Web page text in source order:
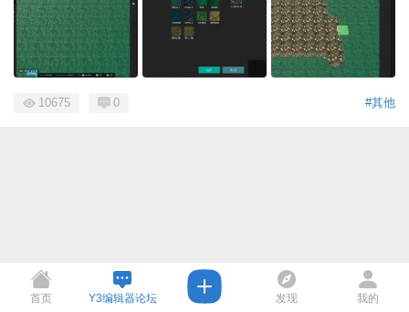
#其他
10675 0
首页 Y3编辑器论坛 发现 我的